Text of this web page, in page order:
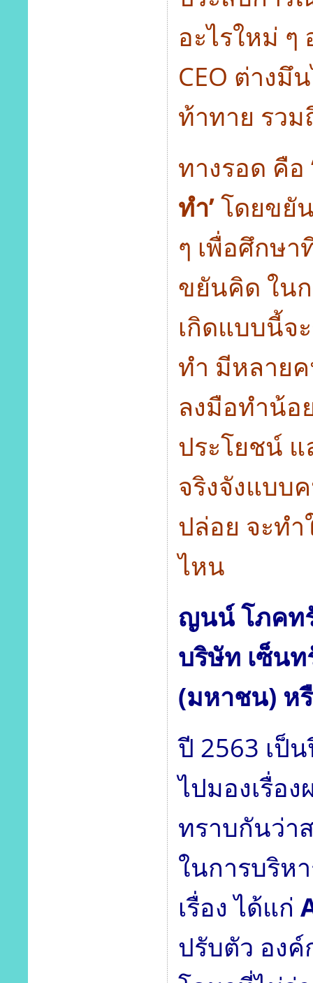
อะไรใหม่ ๆ
CEO ต่างมึ
ท้าทาย รว
ทางรอด คือ
ทำ’โดยขยั
ๆ เพื่อศึกษ
ขยันคิด ในก
เกิดแบบนี้จ
ทำ มีหลาย
ลงมือทำน้อ
ประโยชน์
จริงจังแบบ
ปล่อย จะทำ
ไหน
ญนน์ โภคท
บริษัท เซ็นท
(มหาชน) ห
ปี 2563 เป็
ไปมองเรื่อ
ทราบกันว่า
ในการบริห
เรื่อง ได้แก่
ปรับตัว อง